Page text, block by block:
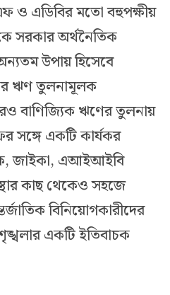
ও এডিবির মতো বহুপক্ষীয়
সরকার অর্থনৈতিক
উপায় হিসেবে
ঋণ তুলনামূলক
বাণিজ্যিক ঋণের তুলনায়
সঙ্গে একটি কার্যকর
জাইকা, এআইআইবি
কাছ থেকেও সহজে
বিনিয়োগকারীদের
একটি ইতিবাচক